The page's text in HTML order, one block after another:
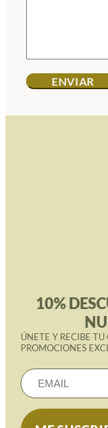
10%
ÚNETE Y RECIBE
PROMOCIONES